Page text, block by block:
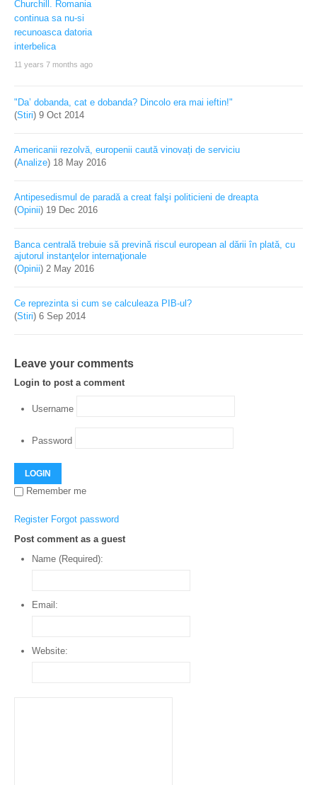
11 years 7 months ago
"Da’ dobanda, cat e dobanda? Dincolo era mai ieftin!"
(Stiri) 9 Oct 2014
Americanii rezolvă, europenii caută vinovați de serviciu
(Analize) 18 May 2016
Antipesedismul de paradă a creat falşi politicieni de dreapta
(Opinii) 19 Dec 2016
Banca centrală trebuie să prevină riscul european al dării în plată, cu
ajutorul instanţelor internaţionale
(Opinii) 2 May 2016
Ce reprezinta si cum se calculeaza PIB-ul?
(Stiri) 6 Sep 2014
Leave your comments
Login to post a comment
Username
Password
LOGIN
Remember me
Register Forgot password
Post comment as a guest
Name (Required):
Email:
Website: